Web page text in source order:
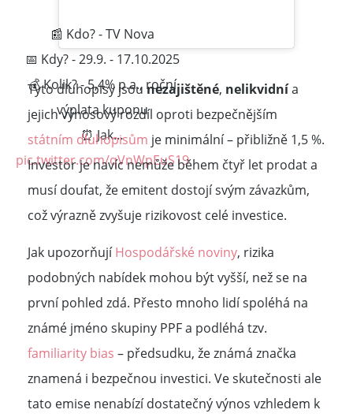
📰 Kdo? - TV Nova
📅 Kdy? - 29.9. - 17.10.2025
💰 Kolik? - 5,4% p.a., roční
výplata kuponu
⏰ Jak…
pic.twitter.com/qVnWpEuS19
Tyto dluhopisy jsou nezajištěné, nelikvidnía
jejich výnosový rozdíl oproti bezpečnějším
státním dluhopisům je minimální – přibližně 1,5 %.
Investor je navíc nemůže během čtyř let prodat a
musí doufat, že emitent dostojí svým závazkům,
což výrazně zvyšuje rizikovost celé investice.
Jak upozorňujíHospodářské noviny, rizika
podobných nabídek mohou být vyšší, než se na
první pohled zdá. Přesto mnoho lidí spoléhá na
známé jméno skupiny PPF a podléhá tzv.
familiarity bias – předsudku, že známá značka
znamená i bezpečnou investici. Ve skutečnosti ale
tato emise nenabízí dostatečný výnos vzhledem k